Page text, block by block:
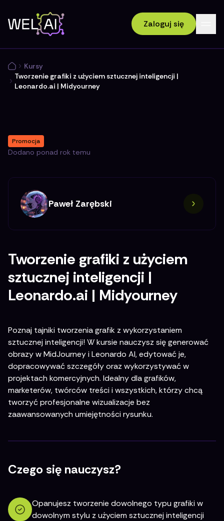
Zaloguj się
Kursy
Tworzenie grafiki z użyciem sztucznej inteligencji |
Leonardo.ai | Midyourney
Promocja
Dodano ponad rok temu
Paweł Zarębski
Tworzenie grafiki z użyciem
sztucznej inteligencji |
Leonardo.ai | Midyourney
Poznaj tajniki tworzenia grafik z wykorzystaniem
sztucznej inteligencji! W kursie nauczysz się generować
obrazy w MidJourney i Leonardo AI, edytować je,
dopracowywać szczegóły oraz wykorzystywać w
projektach komercyjnych. Idealny dla grafików,
marketerów, twórców treści i wszystkich, którzy chcą
tworzyć profesjonalne wizualizacje bez
zaawansowanych umiejętności rysunku.
Czego się nauczysz?
Opanujesz tworzenie dowolnego typu grafiki w
dowolnym stylu z użyciem sztucznej inteligencji